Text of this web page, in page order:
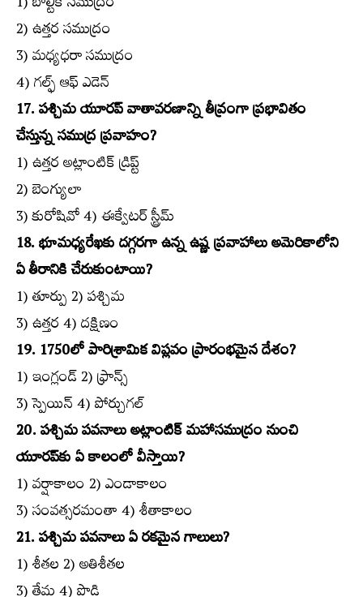
2) ఉత్తర సముద్రం
3) మధ్యధరా సముద్రం
4) గల్ఫ్‌ ఆఫ్‌ ఎడెన్‌
17. పశ్చిమ యూరప్‌ వాతావరణాన్ని తీవ్రంగా ప్రభావితం
చేస్తున్న సముద్ర ప్రవాహం?
1) ఉత్తర అట్లాంటిక్‌ డ్రిప్ట్‌
2) బెంగ్యులా
3) కురోషివో 4) ఈక్వేటర్‌ స్ట్రీమ్‌
18. భూమధ్యరేఖకు దగ్గరగా ఉన్న ఉష్ణ ప్రవాహాలు అమెరికాలోని
ఏ తీరానికి చేరుకుంటాయి?
1) తూర్పు 2) పశ్చిమ
3) ఉత్తర 4) దక్షిణం
19. 1750లో పారిశ్రామిక విప్లవం ప్రారంభమైన దేశం?
1) ఇంగ్లండ్‌ 2) ఫ్రాన్స్‌
3) స్పెయిన్‌ 4) పోర్చుగల్‌
20. పశ్చిమ పవనాలు అట్లాంటిక్‌ మహాసముద్రం నుంచి
యూరప్‌కు ఏ కాలంలో వీస్తాయి?
1) వర్షాకాలం 2) ఎండాకాలం
3) సంవత్సరమంతా 4) శీతాకాలం
21. పశ్చిమ పవనాలు ఏ రకమైన గాలులు?
1) శీతల 2) అతిశీతల